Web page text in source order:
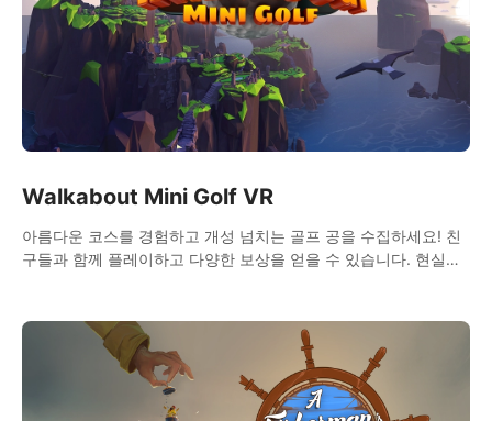
Walkabout Mini Golf VR
아름다운 코스를 경험하고 개성 넘치는 골프 공을 수집하세요! 친
구들과 함께 플레이하고 다양한 보상을 얻을 수 있습니다. 현실적